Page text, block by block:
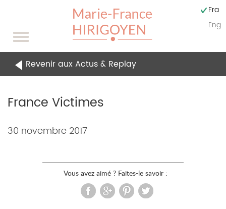
Toggle
Revenir aux Actus & Replay
France Victimes
Contenu
l'actualités
30 novembre 2017
Vous avez aimé ? Faites-le savoir :